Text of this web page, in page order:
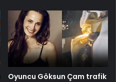
Oyuncu Göksun Çam trafik